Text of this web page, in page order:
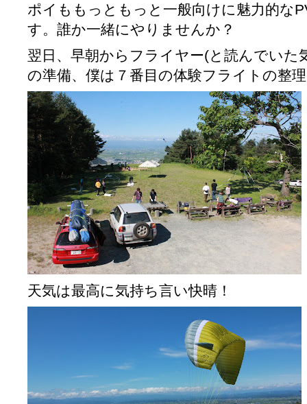
ポイももっともっと一般向けに魅力的な
す。誰か一緒にやりませんか？
翌日、早朝からフライヤー(と読んでい
の準備、僕は７番目の体験フライトの整
天気は最高に気持ち言い快晴！